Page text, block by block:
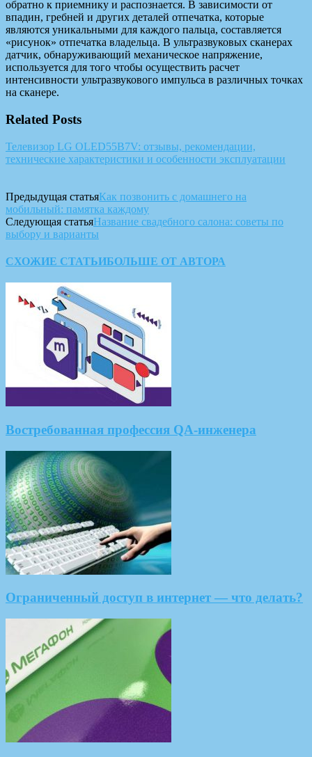
обратно к приемнику и распознается. В зависимости от
впадин, гребней и других деталей отпечатка, которые
являются уникальными для каждого пальца, составляется
«рисунок» отпечатка владельца. В ультразвуковых сканерах
датчик, обнаруживающий механическое напряжение,
используется для того чтобы осуществить расчет
интенсивности ультразвукового импульса в различных точках
на сканере.
Related Posts
Телевизор LG OLED55B7V: отзывы, рекомендации,
технические характеристики и особенности эксплуатации
Предыдущая статьяКак позвонить с домашнего на
мобильный: памятка каждому
Следующая статьяНазвание свадебного салона: советы по
выбору и варианты
СХОЖИЕ СТАТЬИБОЛЬШЕ ОТ АВТОРА
Востребованная профессия QA-инженера
Ограниченный доступ в интернет — что делать?